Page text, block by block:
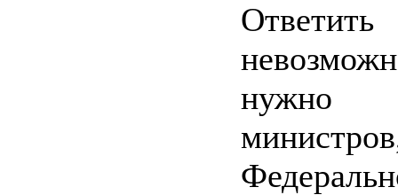
нужно